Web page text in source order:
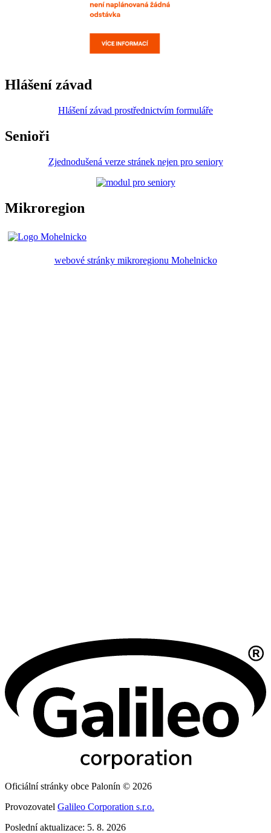
Hlášení závad
Hlášení závad prostřednictvím formuláře
Senioři
Zjednodušená verze stránek nejen pro seniory
Mikroregion
webové stránky mikroregionu Mohelnicko
Oficiální stránky obce Palonín © 2026
Provozovatel Galileo Corporation s.r.o.
Poslední aktualizace: 5. 8. 2026